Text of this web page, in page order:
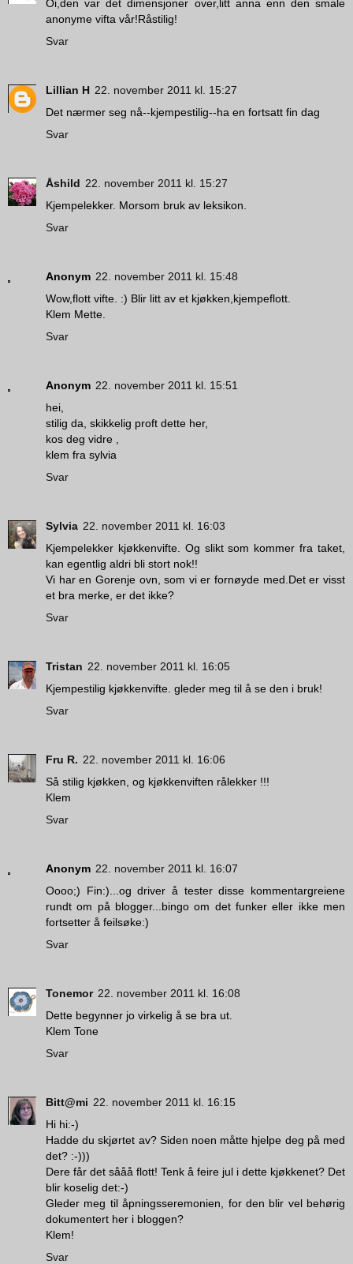
Oi,den var det dimensjoner over,litt anna enn den smale
anonyme vifta vår!Råstilig!
Svar
Lillian H 22. november 2011 kl. 15:27
Det nærmer seg nå--kjempestilig--ha en fortsatt fin dag
Svar
Åshild 22. november 2011 kl. 15:27
Kjempelekker. Morsom bruk av leksikon.
Svar
Anonym 22. november 2011 kl. 15:48
Wow,flott vifte. :) Blir litt av et kjøkken,kjempeflott.
Klem Mette.
Svar
Anonym 22. november 2011 kl. 15:51
hei,
stilig da, skikkelig proft dette her,
kos deg vidre ,
klem fra sylvia
Svar
Sylvia 22. november 2011 kl. 16:03
Kjempelekker kjøkkenvifte. Og slikt som kommer fra taket,
kan egentlig aldri bli stort nok!!
Vi har en Gorenje ovn, som vi er fornøyde med.Det er visst
et bra merke, er det ikke?
Svar
Tristan 22. november 2011 kl. 16:05
Kjempestilig kjøkkenvifte. gleder meg til å se den i bruk!
Svar
Fru R. 22. november 2011 kl. 16:06
Så stilig kjøkken, og kjøkkenviften rålekker !!!
Klem
Svar
Anonym 22. november 2011 kl. 16:07
Oooo;) Fin:)...og driver å tester disse kommentargreiene
rundt om på blogger...bingo om det funker eller ikke men
fortsetter å feilsøke:)
Svar
Tonemor 22. november 2011 kl. 16:08
Dette begynner jo virkelig å se bra ut.
Klem Tone
Svar
Bitt@mi 22. november 2011 kl. 16:15
Hi hi:-)
Hadde du skjørtet av? Siden noen måtte hjelpe deg på med
det? :-)))
Dere får det sååå flott! Tenk å feire jul i dette kjøkkenet? Det
blir koselig det:-)
Gleder meg til åpningsseremonien, for den blir vel behørig
dokumentert her i bloggen?
Klem!
Svar